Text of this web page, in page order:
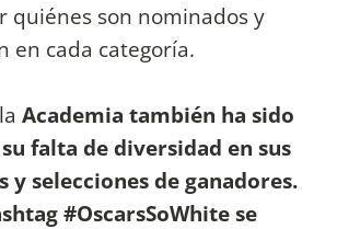
quiénes son nominados y
en cada categoría.
Academia también ha sido
falta de diversidad en sus
y selecciones de ganadores.
#OscarsSoWhite se